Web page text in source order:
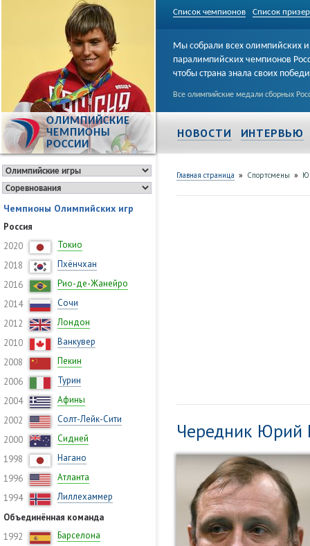
Список чемпионов Список
ОЛИМПИЙСКИЕ
ЧЕМПИОНЫ
РОССИИ
Мы собрали всех олимпийских и
паралимпийских чемпионов
чтобы страна знала своих
Все олимпийские медали сборных
НОВОСТИ ИНТЕРВЬЮ
Чемпионы Олимпийских игр
Россия
2020
Токио
2018
Пхёнчхан
2016
Рио-де-Жанейро
2014
Сочи
2012
Лондон
2010
Ванкувер
2008
Пекин
2006
Турин
2004
Афины
2002
Солт-Лейк-Сити
2000
Сидней
1998
Нагано
1996
Атланта
1994
Лиллехаммер
Объединённая команда
1992
Барселона
Главная страница » Спортсмены »
Чередник Юрий